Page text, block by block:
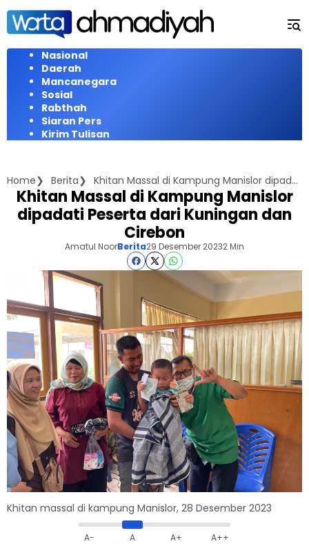
Langsung
konten
Nasional
Daerah
Mancanegara
Sosial
Rabthah
Siaran Pers
Kirim Tulisan
Home Berita Khitan Massal di Kampung Manislor dipadati Peserta dari Kuningan dan Cirebon
Khitan Massal di Kampung Manislor
dipadati Peserta dari Kuningan dan
Cirebon
Amatul NoorBerita29 Desember 20232 Min
Khitan massal di kampung Manislor, 28 Desember 2023
A- A A+ A++